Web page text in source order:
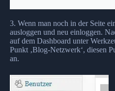
3. Wenn man noch in der Seite
ausloggen und neu einloggen.
auf dem Dashboard unter
Punkt ‚Blog-Netzwerk‘, diesen
an.